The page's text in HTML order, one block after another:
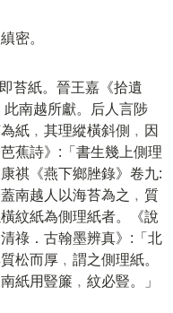
密。
苔紙。晉王嘉《拾遺
南越所獻。后人言陟
紙﹐其理縱橫斜側﹐因
蕉詩》:「書生幾上側理
祺《燕下鄉脞錄》卷九:
南越人以海苔為之﹐質
紋紙為側理紙者。《說
祿．古翰墨辨真》:「北
松而厚﹐謂之側理紙。
紙用豎簾﹐紋必豎。」